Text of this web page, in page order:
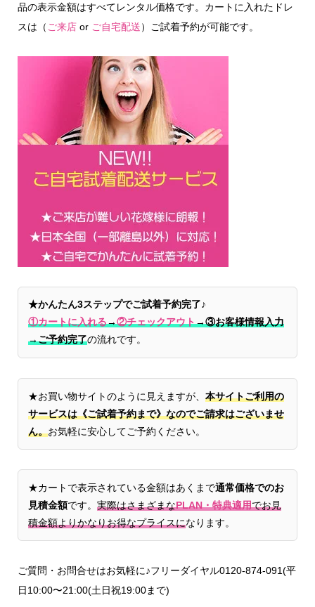
品の表示金額はすべてレンタル価格です。カートに入れたドレ
スは（ ご来店or ご自宅配送）ご試着予約が可能です。
★かんたん3ステップでご試着予約完了♪
①カートに入れる→②チェックアウト→③お客様情報入力
→ご予約完了の流れです。
★お買い物サイトのように見えますが、 本サイトご利用の
サービスは《ご試着予約まで》なのでご請求はございませ
ん。お気軽に安心してご予約ください。
★カートで表示されている金額はあくまで通常価格でのお
見積金額です。 実際はさまざまなPLAN・特典適用でお見
積金額よりかなりお得なプライスになります。
ご質問・お問合せはお気軽に♪フリーダイヤル0120-874-091(平
日10:00〜21:00(土日祝19:00まで)